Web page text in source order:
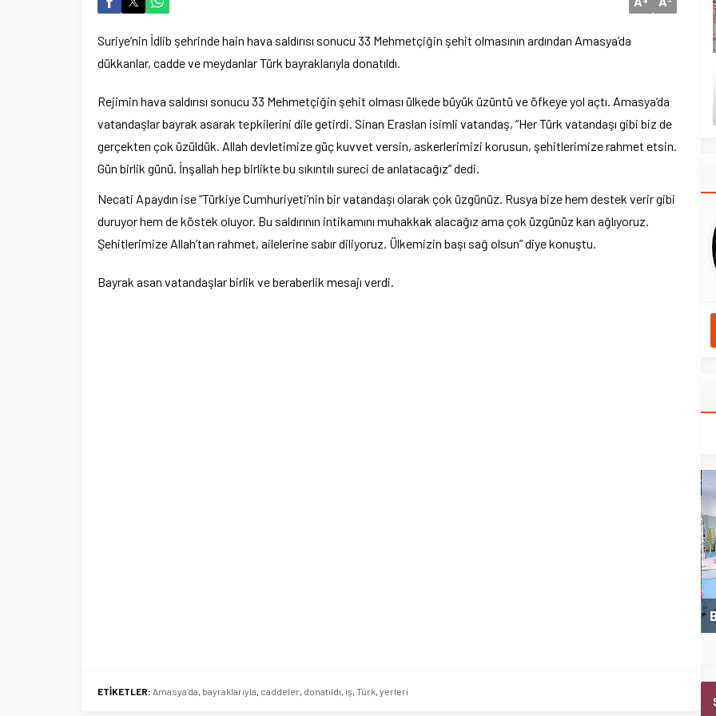
Suriye’nin İdlib şehrinde hain hava saldırısı sonucu 33 Mehmetçiğin şehit olmasının ardından Amasya’da
dükkanlar, cadde ve meydanlar Türk bayraklarıyla donatıldı.
Rejimin hava saldırısı sonucu 33 Mehmetçiğin şehit olması ülkede büyük üzüntü ve öfkeye yol açtı. Amasya’da
vatandaşlar bayrak asarak tepkilerini dile getirdi. Sinan Eraslan isimli vatandaş, “Her Türk vatandaşı gibi biz de
gerçekten çok üzüldük. Allah devletimize güç kuvvet versin, askerlerimizi korusun, şehitlerimize rahmet etsin.
Gün birlik günü. İnşallah hep birlikte bu sıkıntılı sureci de anlatacağız” dedi.
Necati Apaydın ise “Türkiye Cumhuriyeti’nin bir vatandaşı olarak çok üzgünüz. Rusya bize hem destek verir gibi
duruyor hem de köstek oluyor. Bu saldırının intikamını muhakkak alacağız ama çok üzgünüz kan ağlıyoruz.
Şehitlerimize Allah’tan rahmet, ailelerine sabır diliyoruz. Ülkemizin başı sağ olsun” diye konuştu.
Bayrak asan vatandaşlar birlik ve beraberlik mesajı verdi.
ETİKETLER: Amasya’da, bayraklarıyla, caddeler, donatıldı, iş, Türk, yerleri